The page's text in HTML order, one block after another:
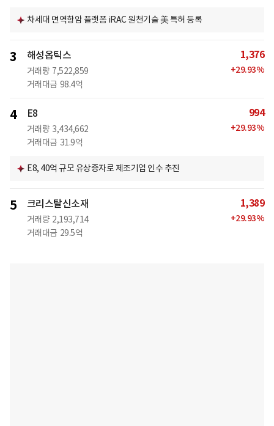
차세대 면역항암 플랫폼 iRAC 원천기술 美 특허 등록
3 해성옵틱스
거래량 7,522,859
거래대금 98.4억
1,376
+29.93%
4 E8
거래량 3,434,662
거래대금 31.9억
994
+29.93%
E8, 40억 규모 유상증자로 제조기업 인수 추진
5 크리스탈신소재
거래량 2,193,714
거래대금 29.5억
1,389
+29.93%